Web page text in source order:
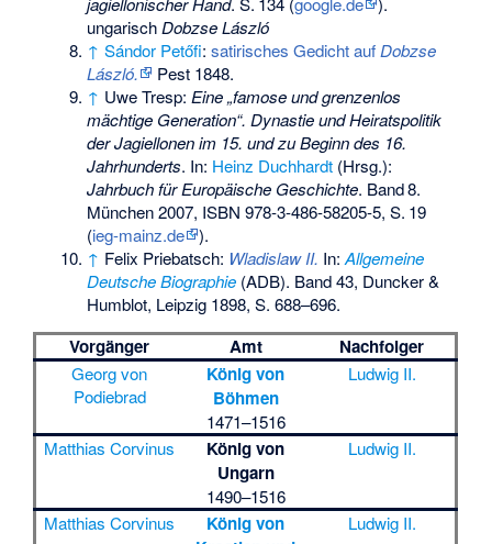
ungarischDobzse László
↑ Sándor Petőfi:satirisches Gedicht auf Dobzse
László.
Pest 1848.
↑ Uwe Tresp: Eine „famose und grenzenlos
mächtige Generation“. Dynastie und Heiratspolitik
der Jagiellonen im 15. und zu Beginn des 16.
Jahrhunderts. In: Heinz Duchhardt (Hrsg.):
Jahrbuch für Europäische Geschichte. Band8.
München 2007, ISBN 978-3-486-58205-5,S. 19
(ieg-mainz.de
).
↑ Felix Priebatsch: Wladislaw II. In:Allgemeine
Deutsche Biographie (ADB). Band 43, Duncker &
Humblot, Leipzig 1898, S. 688–696.
Vorgänger Amt Nachfolger
Georg von
Podiebrad
König von
Böhmen
1471–1516
Ludwig II.
Matthias Corvinus
König von
Ungarn
1490–1516
Ludwig II.
Matthias Corvinus
König von
Ludwig II.